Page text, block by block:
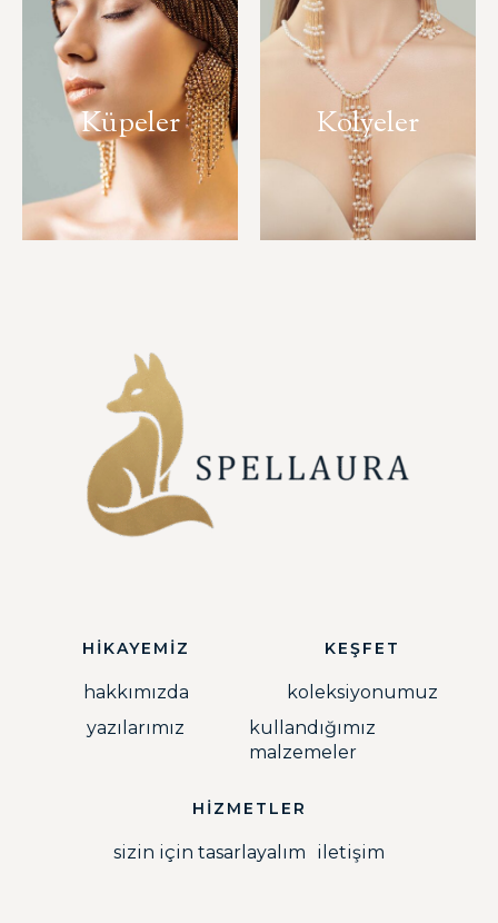
Küpeler Kolyeler
HİKAYEMİZ
hakkımızda
yazılarımız
KEŞFET
koleksiyonumuz
kullandığımız
malzemeler
HİZMETLER
sizin için tasarlayalım iletişim